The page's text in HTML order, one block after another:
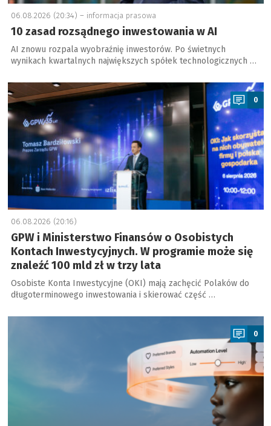
06.08.2026 (20:34) – informacja prasowa
10 zasad rozsądnego inwestowania w AI
AI znowu rozpala wyobraźnię inwestorów. Po świetnych
wynikach kwartalnych największych spółek technologicznych …
a
0
06.08.2026 (20:16)
GPW i Ministerstwo Finansów o Osobistych
Kontach Inwestycyjnych. W programie może się
znaleźć 100 mld zł w trzy lata
Osobiste Konta Inwestycyjne (OKI) mają zachęcić Polaków do
długoterminowego inwestowania i skierować część …
a
0